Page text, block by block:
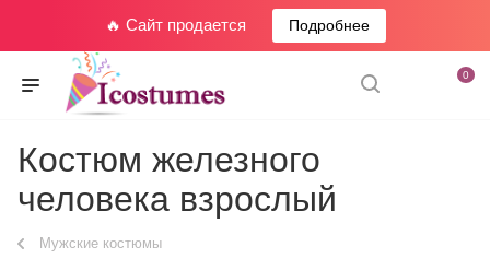
🔥 Сайт продается Подробнее
0
Костюм железного
человека взрослый
Мужские костюмы